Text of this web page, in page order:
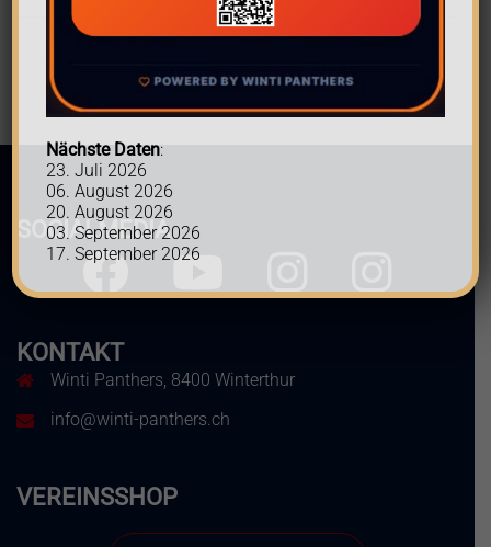
SOCIALMEDIA
Facebook
KONTAKT
Winti Panthers, 8400 Winterthur
info@winti-panthers.ch
VEREINSSHOP
Nächste Daten:
23. Juli 2026
06. August 2026
20. August 2026
03. September 2026
17. September 2026